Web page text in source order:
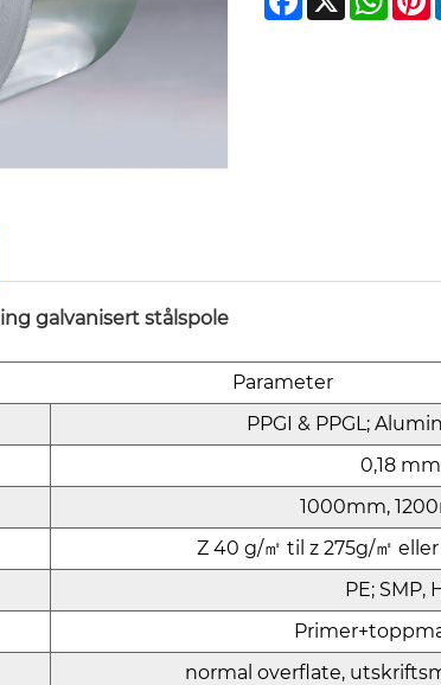
galvanisert stålspole
Parameter
PPGI & PPGL;
0,18
1000mm,
Z 40 g/㎡ til z 275g/㎡
PE; SMP,
normal overflate,